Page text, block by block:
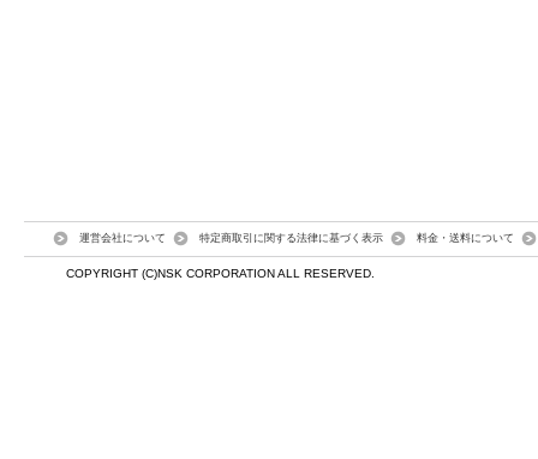
運営会社について 特定商取引に関する法律に基づく表示 料金・送料について
COPYRIGHT (C)NSK CORPORATION ALL RESERVED.